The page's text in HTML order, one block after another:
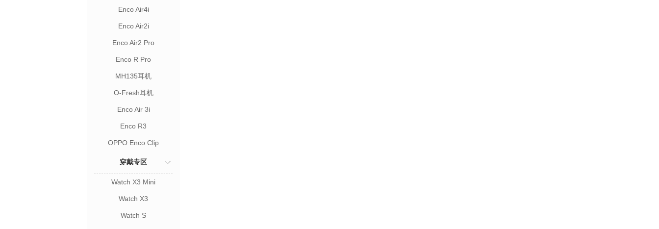
Enco Air4i
Enco Air2i
Enco Air2 Pro
Enco R Pro
MH135耳机
O-Fresh耳机
Enco Air 3i
Enco R3
OPPO Enco Clip
穿戴专区
Watch X3 Mini
Watch X3
Watch S